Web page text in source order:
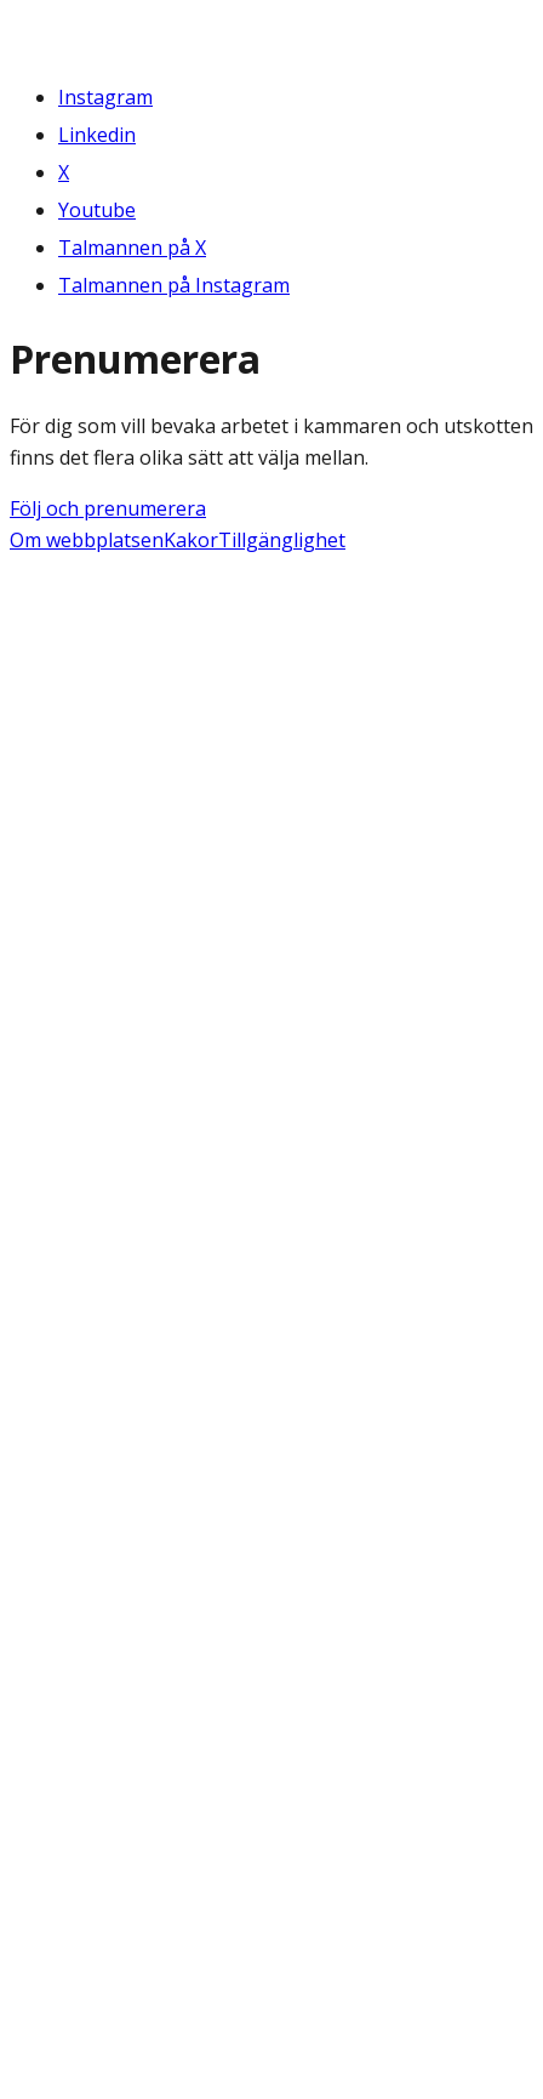
Instagram
Linkedin
X
Youtube
Talmannen på X
Talmannen på Instagram
Prenumerera
För dig som vill bevaka arbetet i kammaren och utskotten
finns det flera olika sätt att välja mellan.
Följ och prenumerera
Om webbplatsenKakorTillgänglighet